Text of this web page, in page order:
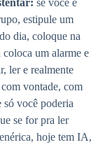
se você é
estipule um
dia, coloque na
coloca um alarme e
ler e realmente
vontade, com
só você poderia
se for pra ler
hoje tem IA,